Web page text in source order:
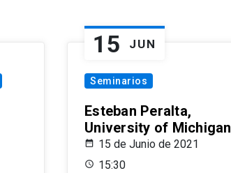
15 JUN
Seminarios
Esteban Peralta,
University of Michigan
15 de Junio de 2021
15:30